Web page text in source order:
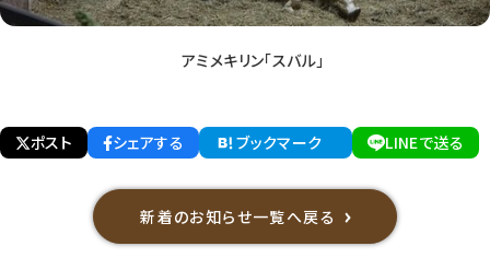
アミメキリン「スバル」
ポスト シェアする ブックマーク LINEで送る
新着のお知らせ一覧へ戻る